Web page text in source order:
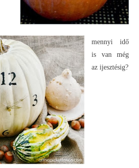
mennyi idő
is van még
az ijesztésig?